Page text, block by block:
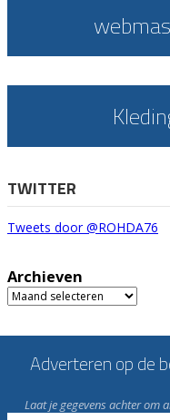
TWITTER
Tweets door @ROHDA76
Archieven
Archieven
Adverteren op de
Laat je gegevens achter om